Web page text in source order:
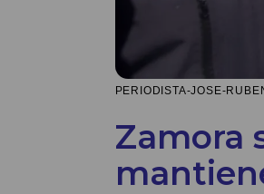
PERIODISTA-JOSE-
Zamora